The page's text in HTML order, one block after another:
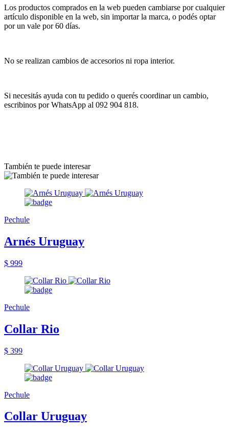
Los productos comprados en la web pueden cambiarse por cualquier
artículo disponible en la web, sin importar la marca, o podés optar
por un vale por 60 días.
No se realizan cambios de accesorios ni ropa interior.
Si necesitás ayuda con tu pedido o querés coordinar un cambio,
escribinos por WhatsApp al 092 904 818.
También te puede interesar
Pechule
Arnés Uruguay
$ 999
Pechule
Collar Rio
$ 399
Pechule
Collar Uruguay